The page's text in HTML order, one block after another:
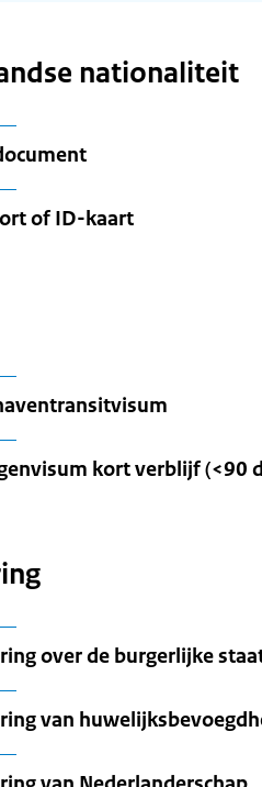
nationaliteit
of ID-kaart
kort verblijf (<90
over de burgerlijke
van